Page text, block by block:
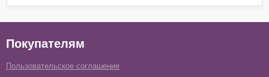
Покупателям
Пользовательское соглашение